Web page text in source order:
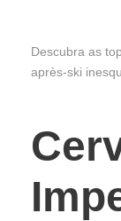
Descubra as
après-ski